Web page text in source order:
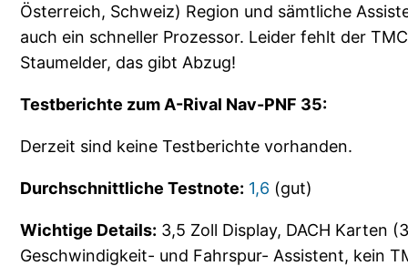
Österreich, Schweiz) Region und sämtliche
auch ein schneller Prozessor. Leider fehlt der
Staumelder, das gibt Abzug!
Testberichte zum A-Rival Nav-PNF 35:
Derzeit sind keine Testberichte vorhanden.
Durchschnittliche Testnote: 1,6 (gut)
Wichtige Details: 3,5 Zoll Display, DACH Karten
Geschwindigkeit- und Fahrspur- Assistent, kein